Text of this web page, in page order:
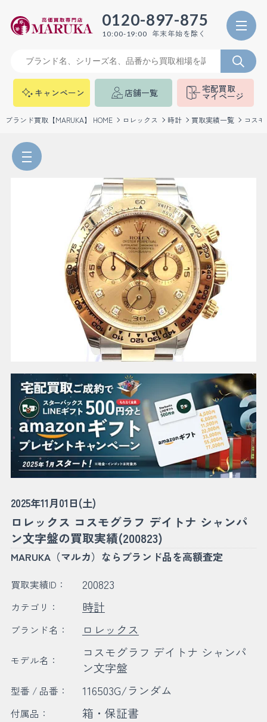
0120-897-875
10:00-19:00 年末年始を除く
キャンペーン 店舗一覧 宅配買取
マイページ
ブランド買取【MARUKA】 HOME ロレックス 時計 買取実績一覧 コス
2025年11月01日(土)
ロレックス コスモグラフ デイトナ シャンパ
ン文字盤の買取実績(200823)
MARUKA（マルカ）ならブランド品を高額査定
買取実績ID： 200823
カテゴリ： 時計
ブランド名： ロレックス
モデル名：
コスモグラフ デイトナ シャンパ
ン文字盤
型番 / 品番： 116503G/ランダム
付属品： 箱・保証書